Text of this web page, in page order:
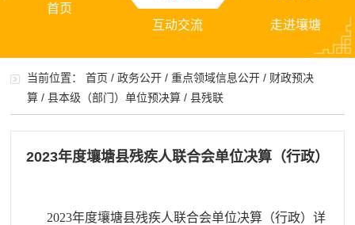
首页
互动交流 走进壤塘
当前位置：首页 /政务公开 /重点领域信息公开 / 财政预决
算 /县本级（部门）单位预决算 /县残联
2023年度壤塘县残疾人联合会单位决算（行政）
2023年度壤塘县残疾人联合会单位决算（行政）详